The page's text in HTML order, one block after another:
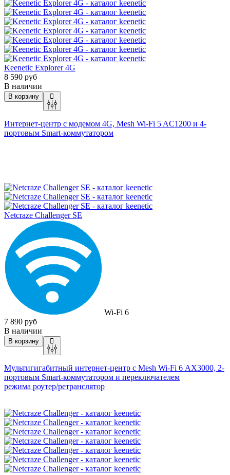
Keenetic Explorer 4G
8 590 руб
В наличии
В корзину
Интернет-центр с модемом 4G, Mesh Wi-Fi 5 AC1200 и 4-
портовым Smart-коммутатором
Netcraze Challenger SE
Wi-Fi 6
7 890 руб
В наличии
В корзину
Мультигигабитный интернет-центр с Mesh Wi-Fi 6 AX3000, 2-
портовым Smart-коммутатором и переключателем
режима роутер/ретранслятор